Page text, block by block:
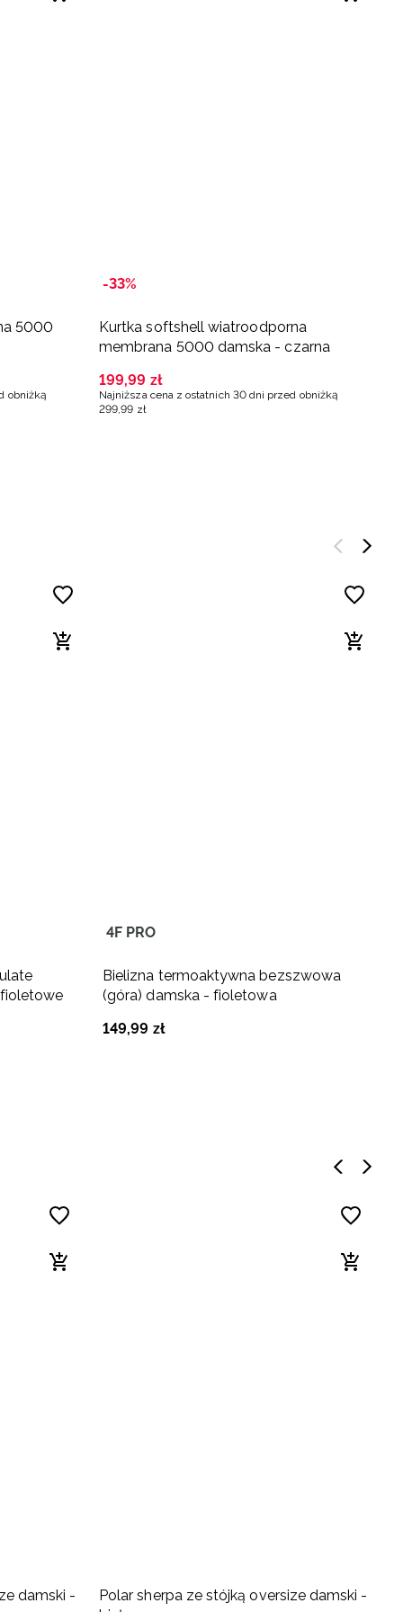
5000
obniżką
-33%
Kurtka softshell wiatroodporna
membrana 5000 damska - czarna
199,99 zł
Najniższa cena z ostatnich 30 dni przed obniżką
299,99 zł
4F PRO
Bielizna termoaktywna bezszwowa
(góra) damska - fioletowa
149,99 zł
damski -
Polar sherpa ze stójką oversize damski -